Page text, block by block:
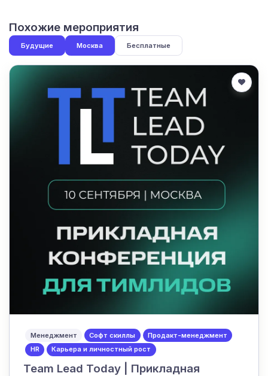
Похожие мероприятия
Будущие Москва Бесплатные
Менеджмент Софт скиллы
Продакт-менеджмент
HR
Карьера и личностный рост
Team Lead Today | Прикладная